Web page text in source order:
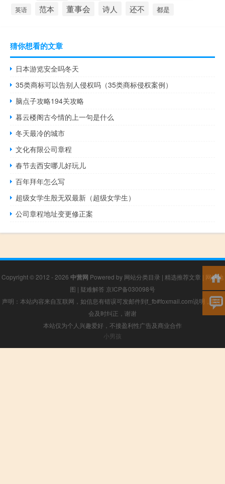
英语 范本 董事会 诗人 还不 都是
猜你想看的文章
日本游览安全吗冬天
35类商标可以告别人侵权吗（35类商标侵权案例）
脑点子攻略194关攻略
暮云楼阁古今情的上一句是什么
冬天最冷的城市
文化有限公司章程
春节去西安哪儿好玩儿
百年拜年怎么写
超级女学生殷无双最新（超级女学生）
公司章程地址变更修正案
Copyright © 2012 - 2026 中营网 Powered by 网站分类目录 | 精选推荐文章 | 网站地
图 | 疑难解答 京ICP备030098号
声明：本站内容来自互联网，如信息有错误可发邮件到f_fb#foxmail.com说明，我们
会及时纠正，谢谢
本站仅为个人兴趣爱好，不接盈利性广告及商业合作
小男孩